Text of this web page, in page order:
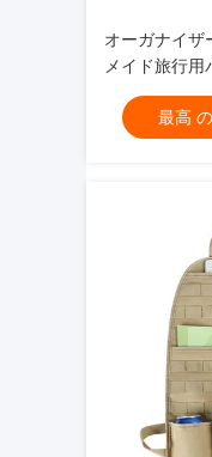
オーガナイザ
メイド旅行用
最高